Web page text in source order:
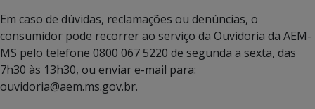
Em caso de dúvidas, reclamações ou denúncias, o
consumidor pode recorrer ao serviço da Ouvidoria da AEM-
MS pelo telefone 0800 067 5220 de segunda a sexta, das
7h30 às 13h30, ou enviar e-mail para:
ouvidoria@aem.ms.gov.br.